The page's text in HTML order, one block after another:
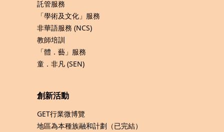
託管服務
「學術及文化」服務
非華語服務 (NCS)
教師培訓
「體．藝」服務
童．非凡 (SEN)
創新活動
GET行業微博覽
地區為本種族融和計劃（已完結）